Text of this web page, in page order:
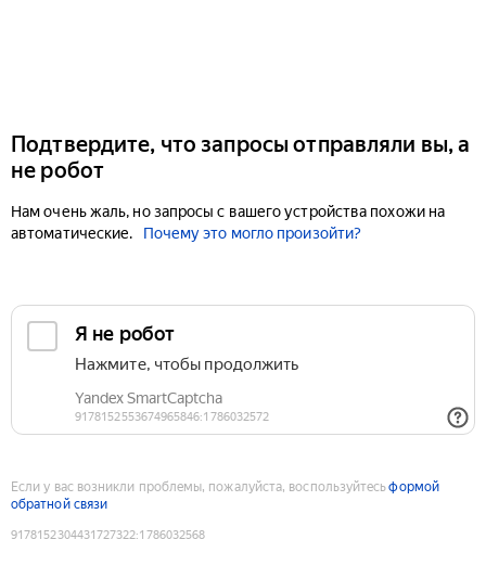
Подтвердите, что запросы отправляли вы, а
не робот
Нам очень жаль, но запросы с вашего устройства похожи на
автоматические.
Почему это могло произойти?
Если у вас возникли проблемы, пожалуйста, воспользуйтесьформой
обратной связи
9178152304431727322:1786032568